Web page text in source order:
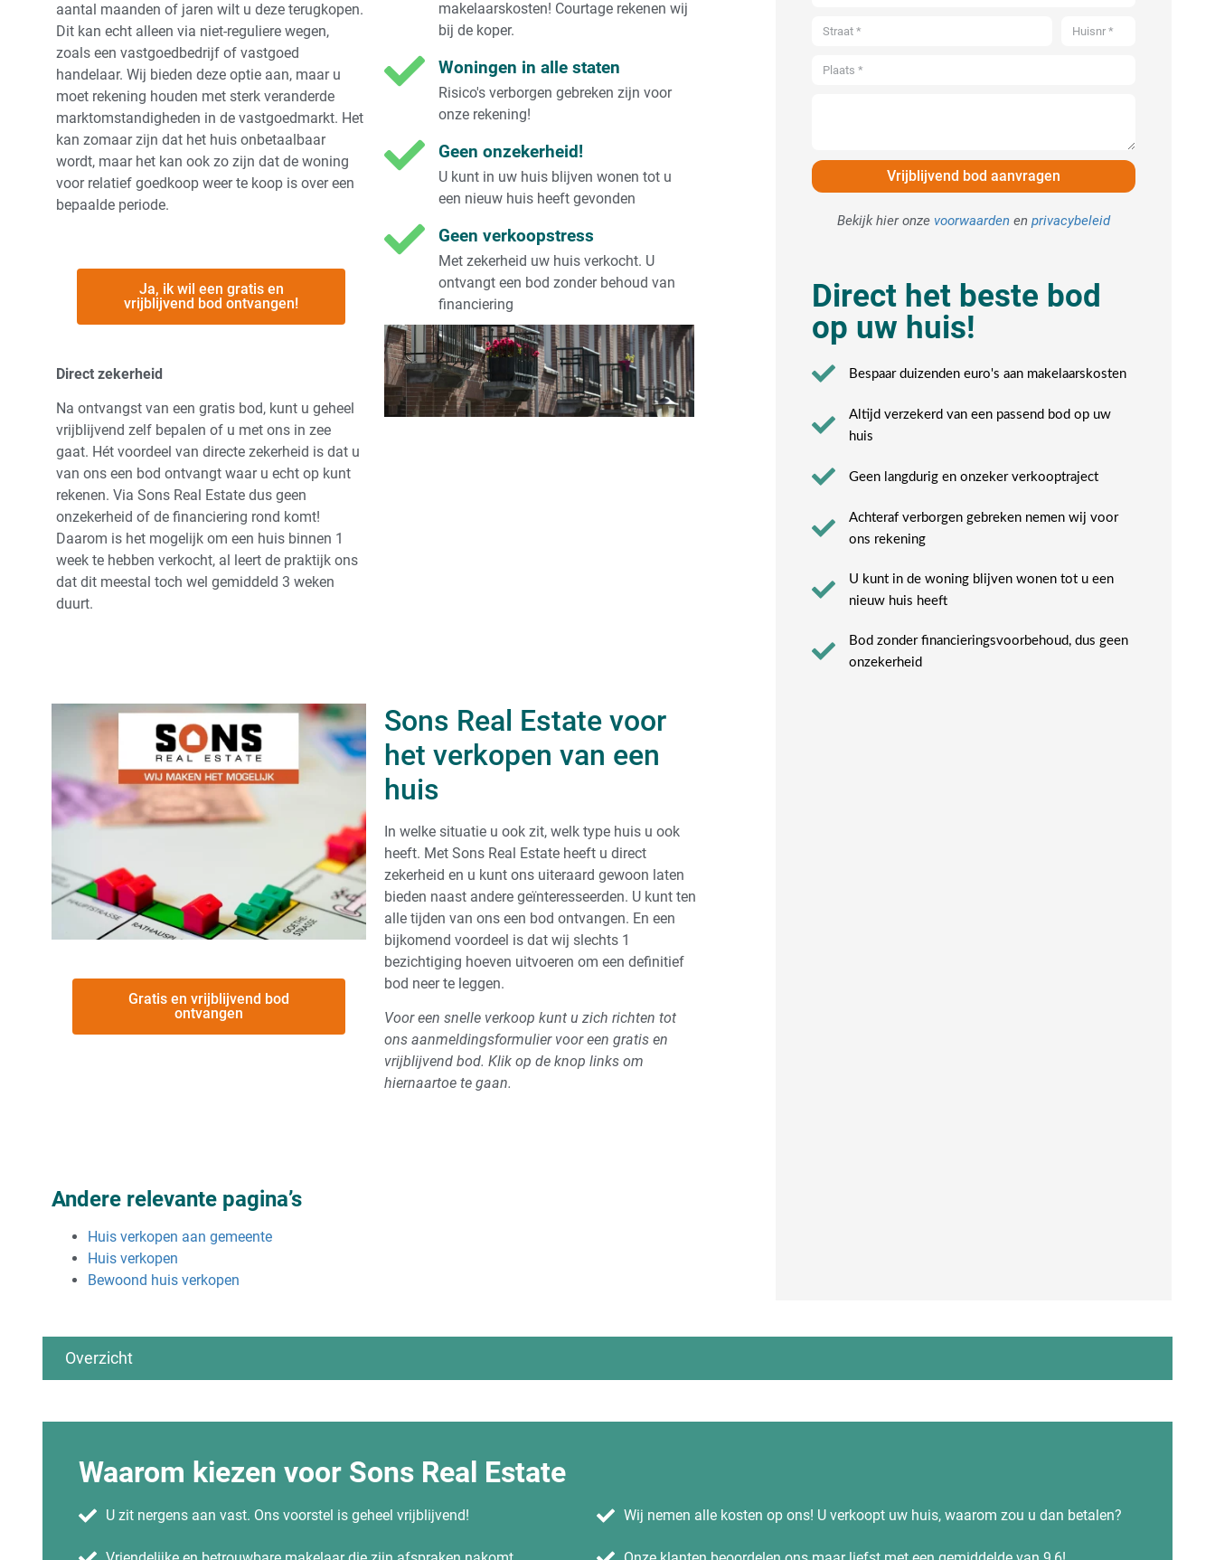
aantal maanden of jaren wilt u deze terugkopen.
Dit kan echt alleen via niet-reguliere wegen,
zoals een vastgoedbedrijf of vastgoed
handelaar. Wij bieden deze optie aan, maar u
moet rekening houden met sterk veranderde
marktomstandigheden in de vastgoedmarkt. Het
kan zomaar zijn dat het huis onbetaalbaar
wordt, maar het kan ook zo zijn dat de woning
voor relatief goedkoop weer te koop is over een
bepaalde periode.
Ja, ik wil een gratis en
vrijblijvend bod ontvangen!
Direct zekerheid
Na ontvangst van een gratis bod, kunt u geheel
vrijblijvend zelf bepalen of u met ons in zee
gaat. Hét voordeel van directe zekerheid is dat u
van ons een bod ontvangt waar u echt op kunt
rekenen. Via Sons Real Estate dus geen
onzekerheid of de financiering rond komt!
Daarom is het mogelijk om een huis binnen 1
week te hebben verkocht, al leert de praktijk ons
dat dit meestal toch wel gemiddeld 3 weken
duurt.
makelaarskosten! Courtage rekenen wij
bij de koper.
Woningen in alle staten
Risico's verborgen gebreken zijn voor
onze rekening!
Geen onzekerheid!
U kunt in uw huis blijven wonen tot u
een nieuw huis heeft gevonden
Geen verkoopstress
Met zekerheid uw huis verkocht. U
ontvangt een bod zonder behoud van
financiering
Gratis en vrijblijvend bod
ontvangen
Sons Real Estate voor
het verkopen van een
huis
In welke situatie u ook zit, welk type huis u ook
heeft. Met Sons Real Estate heeft u direct
zekerheid en u kunt ons uiteraard gewoon laten
bieden naast andere geïnteresseerden. U kunt ten
alle tijden van ons een bod ontvangen. En een
bijkomend voordeel is dat wij slechts 1
bezichtiging hoeven uitvoeren om een definitief
bod neer te leggen.
Voor een snelle verkoop kunt u zich richten tot
ons aanmeldingsformulier voor een gratis en
vrijblijvend bod. Klik op de knop links om
hiernaartoe te gaan.
Andere relevante pagina’s
Huis verkopen aan gemeente
Huis verkopen
Bewoond huis verkopen
Vrijblijvend bod aanvragen
Bekijk hier onze voorwaarden enprivacybeleid
Direct het beste bod
op uw huis!
Bespaar duizenden euro's aan makelaarskosten
Altijd verzekerd van een passend bod op uw
huis
Geen langdurig en onzeker verkooptraject
Achteraf verborgen gebreken nemen wij voor
ons rekening​
U kunt in de woning blijven wonen tot u een
nieuw huis heeft​
Bod zonder financieringsvoorbehoud, dus geen
onzekerheid​
Overzicht
Huis verkopen & financiën
Mag je je huis goedkoop verkopen?
Huis met verlies verkopen
Huis verkopen bij relatiebreuk
Huis verkopen via
Waarom kiezen voor Sons Real Estate
U zit nergens aan vast. Ons voorstel is geheel vrijblijvend! Wij nemen alle kosten op ons! U verkoopt uw huis, waarom zou u dan betalen?